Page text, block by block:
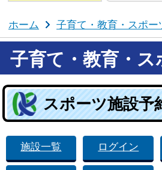
ホーム 子育て・教育・スポー
子育て・教育・ス
スポーツ施設予
施設一覧 ログイン